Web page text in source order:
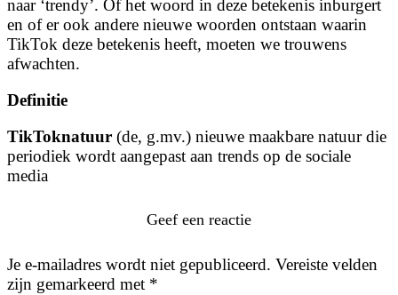
naar ‘trendy’. Of het woord in deze betekenis inburgert
en of er ook andere nieuwe woorden ontstaan waarin
TikTok deze betekenis heeft, moeten we trouwens
afwachten.
Definitie
TikToknatuur (de, g.mv.) nieuwe maakbare natuur die
periodiek wordt aangepast aan trends op de sociale
media
Geef een reactie
Je e-mailadres wordt niet gepubliceerd. Vereiste velden
zijn gemarkeerd met *